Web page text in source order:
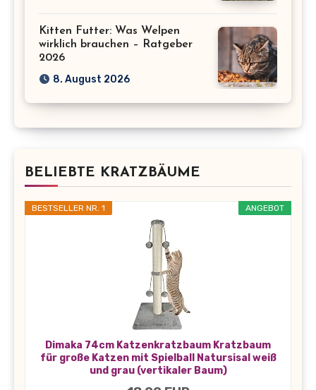
Kitten Futter: Was Welpen
wirklich brauchen – Ratgeber
2026
8. August 2026
BELIEBTE KRATZBÄUME
ANGEBOT
BESTSELLER NR. 1
Dimaka 74cm Katzenkratzbaum Kratzbaum
für große Katzen mit Spielball Natursisal weiß
und grau (vertikaler Baum)